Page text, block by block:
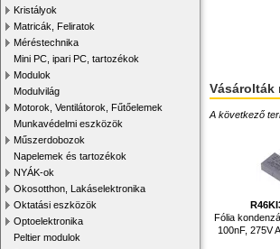
Kristályok
Matricák, Feliratok
Méréstechnika
Mini PC, ipari PC, tartozékok
Modulok
Modulvilág
Motorok, Ventilátorok, Fűtőelemek
Munkavédelmi eszközök
Műszerdobozok
Napelemek és tartozékok
NYÁK-ok
Okosotthon, Lakáselektronika
Oktatási eszközök
Optoelektronika
Peltier modulok
Vásárolták
A következő
Fólia
100nF, 275V